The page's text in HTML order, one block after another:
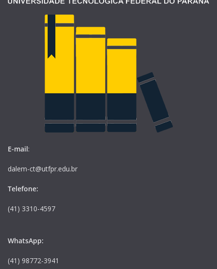
E-mail:
dalem-ct@utfpr.edu.br
Telefone:
(41) 3310-4597
WhatsApp:
(41) 98772-3941